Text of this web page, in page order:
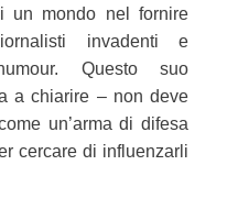
un mondo nel fornire
invadenti e
Questo suo
a chiarire – non deve
un’arma di difesa
cercare di influenzarli